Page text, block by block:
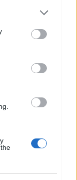
or more Google
You may click to
party tags to
in below Google
cifre per greggio